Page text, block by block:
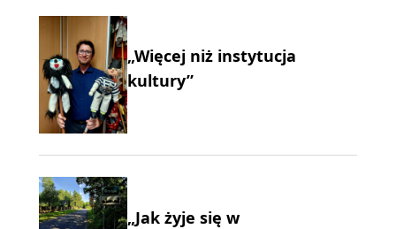
„Więcej niż instytucja
kultury”
„Jak żyje się w